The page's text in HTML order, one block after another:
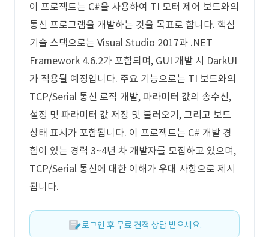
이 프로젝트는 C#을 사용하여 TI 모터 제어 보드와의
통신 프로그램을 개발하는 것을 목표로 합니다. 핵심
기술 스택으로는 Visual Studio 2017과 .NET
Framework 4.6.2가 포함되며, GUI 개발 시 DarkUI
가 적용될 예정입니다. 주요 기능으로는 TI 보드와의
TCP/Serial 통신 로직 개발, 파라미터 값의 송수신,
설정 및 파라미터 값 저장 및 불러오기, 그리고 보드
상태 표시가 포함됩니다. 이 프로젝트는 C# 개발 경
험이 있는 경력 3~4년 차 개발자를 모집하고 있으며,
TCP/Serial 통신에 대한 이해가 우대 사항으로 제시
됩니다.
로그인 후 무료 견적 상담 받으세요.